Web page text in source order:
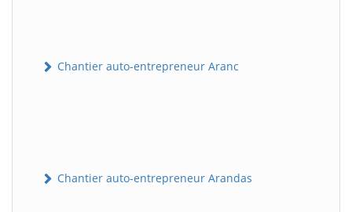
Chantier auto-entrepreneur Aranc
Chantier auto-entrepreneur Arandas